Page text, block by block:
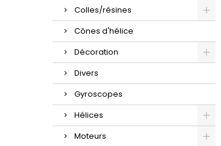
Colles/résines
Cônes d'hélice
Décoration
Divers
Gyroscopes
Hélices
Moteurs